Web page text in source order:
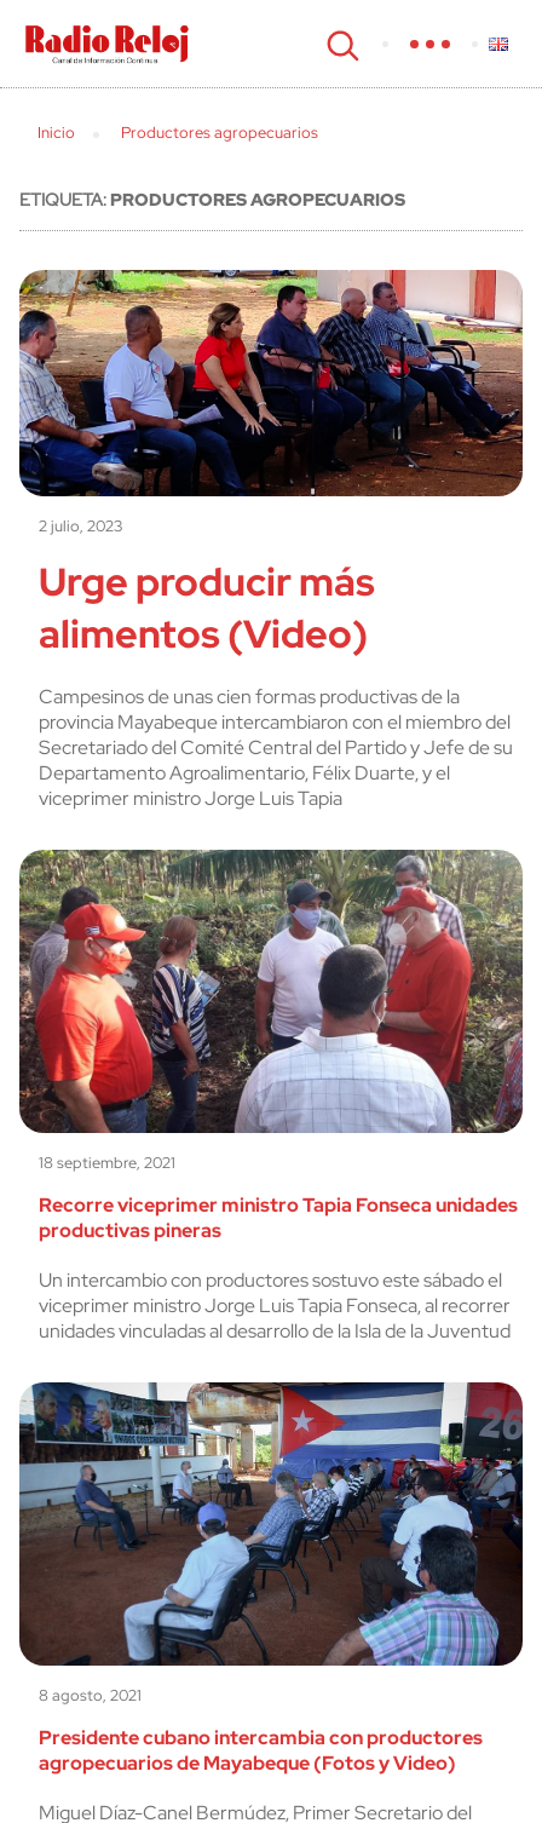
cerrar
Inicio Productores agropecuarios
ETIQUETA:PRODUCTORES AGROPECUARIOS
2 julio, 2023
Urge producir más
alimentos (Video)
Campesinos de unas cien formas productivas de la
provincia Mayabeque intercambiaron con el miembro del
Secretariado del Comité Central del Partido y Jefe de su
Departamento Agroalimentario, Félix Duarte, y el
viceprimer ministro Jorge Luis Tapia
18 septiembre, 2021
Recorre viceprimer ministro Tapia Fonseca unidades
productivas pineras
Un intercambio con productores sostuvo este sábado el
viceprimer ministro Jorge Luis Tapia Fonseca, al recorrer
unidades vinculadas al desarrollo de la Isla de la Juventud
8 agosto, 2021
Presidente cubano intercambia con productores
agropecuarios de Mayabeque (Fotos y Video)
Miguel Díaz-Canel Bermúdez, Primer Secretario del